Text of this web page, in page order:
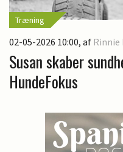
Træning
02-05-2026 10:00, af
Susan skaber
HundeFokus